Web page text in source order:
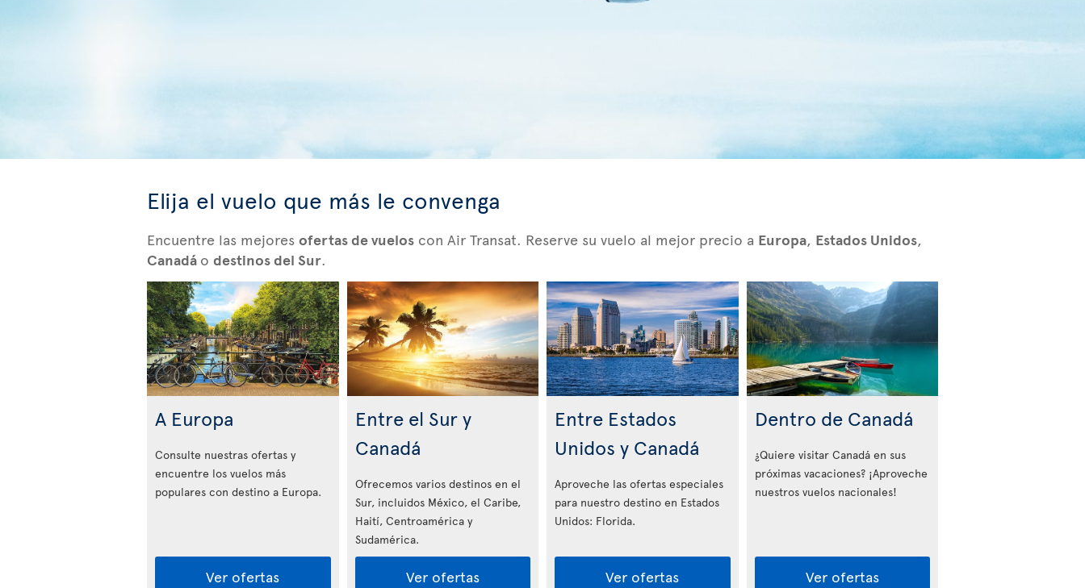
Elija el vuelo que más le convenga
Encuentre las mejores ofertas de vuelos con Air Transat. Reserve su vuelo al mejor precio a Europa, Estados Unidos,
Canadá o destinos del Sur.
A Europa
Consulte nuestras ofertas y
encuentre los vuelos más
populares con destino a Europa.
Ver ofertas
Entre el Sur y
Canadá
Ofrecemos varios destinos en el
Sur, incluidos México, el Caribe,
Haití, Centroamérica y
Sudamérica.
Ver ofertas
Entre Estados
Unidos y Canadá
Aproveche las ofertas especiales
para nuestro destino en Estados
Unidos: Florida.
Ver ofertas
Dentro de Canadá
¿Quiere visitar Canadá en sus
próximas vacaciones? ¡Aproveche
nuestros vuelos nacionales!
Ver ofertas